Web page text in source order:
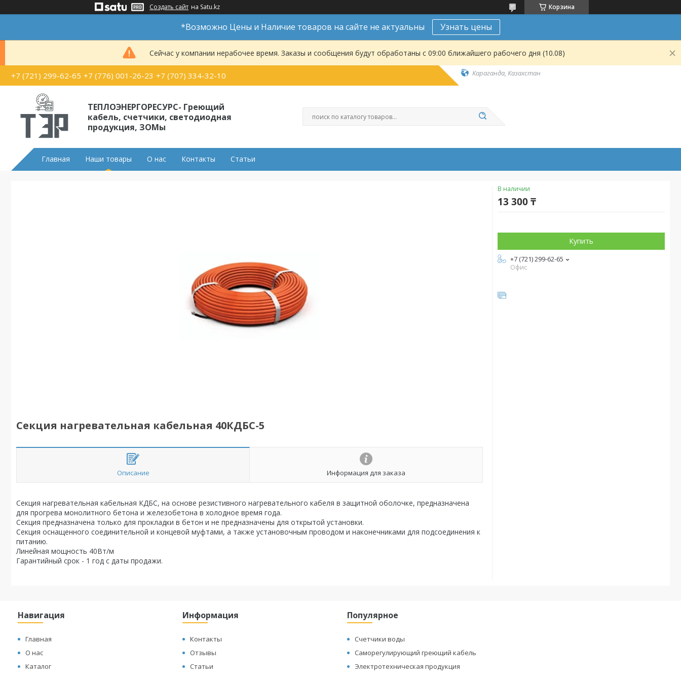
Создать сайт на Satu.kz Корзина
*Возможно Цены и Наличие товаров на сайте не актуальны Узнать цены
Сейчас у компании нерабочее время. Заказы и сообщения будут обработаны с 09:00 ближайшего рабочего дня (10.08)
+7 (721) 299-62-65 +7 (776) 001-26-23 +7 (707) 334-32-10 Караганда, Казахстан
ТЕПЛОЭНЕРГОРЕСУРС- Греющий
кабель, счетчики, светодиодная
продукция, ЗОМы
Главная Наши товары О нас Контакты Статьи
Секция нагревательная кабельная 40КДБС-5
Описание Информация для заказа
Секция нагревательная кабельная КДБС, на основе резистивного нагревательного кабеля в защитной оболочке, предназначена
для прогрева монолитного бетона и железобетона в холодное время года.
Секция предназначена только для прокладки в бетон и не предназначены для открытой установки.
Секция оснащенного соединительной и концевой муфтами, а также установочным проводом и наконечниками для подсоединения к
питанию.
Линейная мощность 40Вт/м
Гарантийный срок - 1 год с даты продажи.
В наличии
13 300 ₸
Купить
+7 (721) 299-62-65
Офис
Навигация
Главная
О нас
Каталог
Информация
Контакты
Отзывы
Статьи
Популярное
Счетчики воды
Саморегулирующий греющий кабель
Электротехническая продукция